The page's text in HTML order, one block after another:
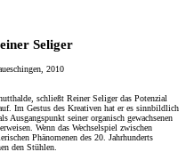
Seliger
2010
schließt Reiner Seliger das Potenzial
Im Gestus des Kreativen hat er es sinnbildlich
Ausgangspunkt seiner organisch gewachsenen
Wenn das Wechselspiel zwischen
Phänomenen des 20. Jahrhunderts
den Stühlen.